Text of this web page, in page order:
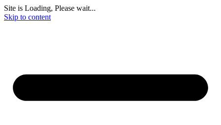
Site is Loading, Please wait...
Skip to content